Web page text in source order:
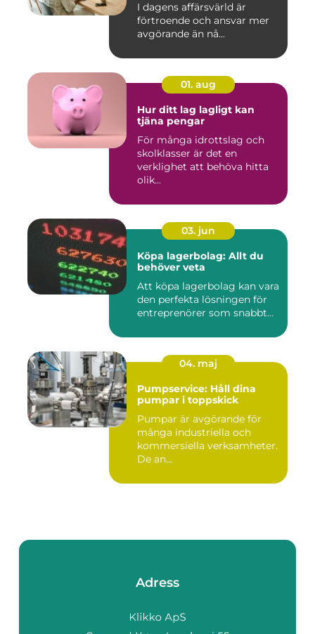
I dagens affärsvärld är
förtroende och ansvar mer
avgörande än nå...
01. aug
Hur ditt lag lagligt kan
tjäna pengar
För många idrottslag och
skolklasser är det en
verklighet att behöva hitta
olik...
03. jun
Köpa lagerbolag: Allt du
behöver veta
Att köpa lagerbolag kan vara
den perfekta lösningen för
entreprenörer som snabbt...
04. maj
Pumpservice: Håll dina
pumpar i toppskick
Pumpar är avgörande för
många industriella och
kommersiella verksamheter.
De an...
Adress